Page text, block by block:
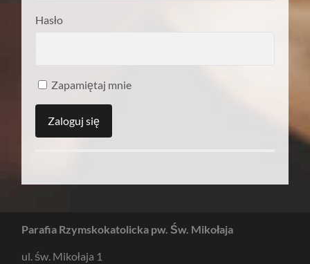
Hasło
Zapamiętaj mnie
Parafia Rzymskokatolicka pw. Św. Mikołaja
ul. św. Mikołaja 1